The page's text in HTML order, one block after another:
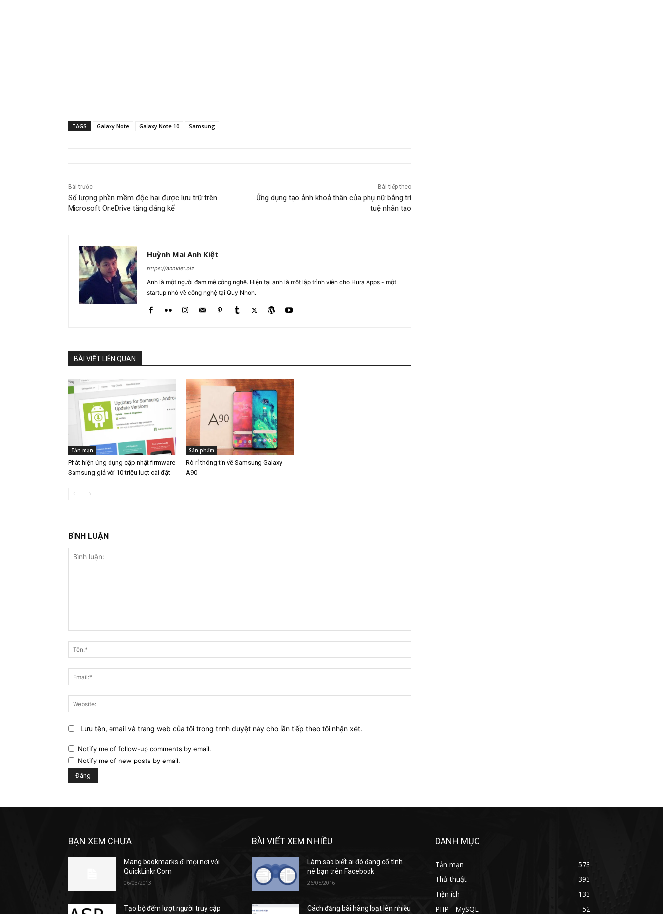
TAGS Galaxy Note Galaxy Note 10 Samsung
Bài trước
Số lượng phần mềm độc hại được lưu trữ trên
Microsoft OneDrive tăng đáng kể
Bài tiếp theo
Ứng dụng tạo ảnh khoả thân của phụ nữ bằng trí
tuệ nhân tạo
Huỳnh Mai Anh Kiệt
https://anhkiet.biz
Anh là một người đam mê công nghệ. Hiện tại anh là một lập trình viên cho Hura Apps - một
startup nhỏ về công nghệ tại Quy Nhơn.
BÀI VIẾT LIÊN QUAN
Tản mạn
Phát hiện ứng dụng cập nhật firmware
Samsung giả với 10 triệu lượt cài đặt
Sản phẩm
Rò rỉ thông tin về Samsung Galaxy
A90
BÌNH LUẬN
luận:
Lưu tên, email và trang web của tôi trong trình duyệt này cho lần tiếp theo tôi nhận xét.
Notify me of follow-up comments by email.
Notify me of new posts by email.
BẠN XEM CHƯA
Mang bookmarks đi mọi nơi với
QuickLinkr.Com
06/03/2013
Tạo bộ đếm lượt người truy cập
BÀI VIẾT XEM NHIỀU
Làm sao biết ai đó đang cố tình
né bạn trên Facebook
26/05/2016
Cách đăng bài hàng loạt lên nhiều
DANH MỤC
Tản mạn
573
Thủ thuật
393
Tiện ích
133
PHP - MySQL
52